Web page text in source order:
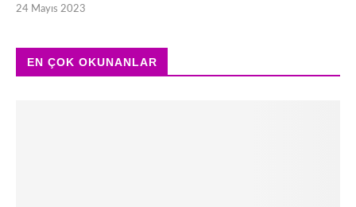
24 Mayıs 2023
EN ÇOK OKUNANLAR